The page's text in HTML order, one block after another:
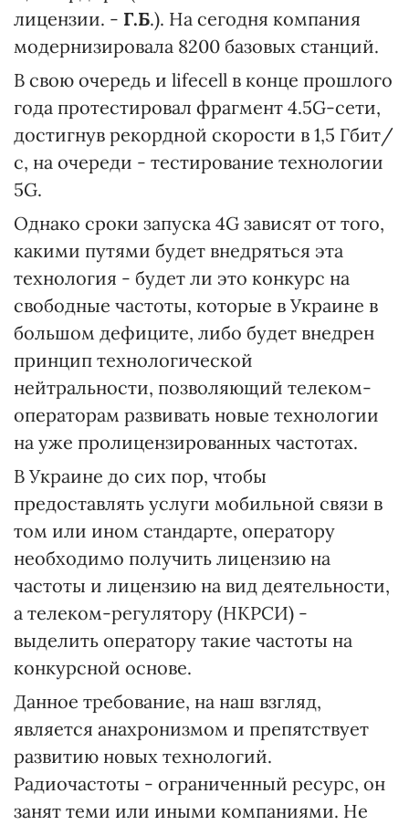
лицензии. - Г.Б.). На сегодня компания
модернизировала 8200 базовых станций.
В свою очередь и lifecell в конце прошлого
года протестировал фрагмент 4.5G-сети,
достигнув рекордной скорости в 1,5 Гбит/
с, на очереди - тестирование технологии
5G.
Однако сроки запуска 4G зависят от того,
какими путями будет внедряться эта
технология - будет ли это конкурс на
свободные частоты, которые в Украине в
большом дефиците, либо будет внедрен
принцип технологической
нейтральности, позволяющий телеком-
операторам развивать новые технологии
на уже пролицензированных частотах.
В Украине до сих пор, чтобы
предоставлять услуги мобильной связи в
том или ином стандарте, оператору
необходимо получить лицензию на
частоты и лицензию на вид деятельности,
а телеком-регулятору (НКРСИ) -
выделить оператору такие частоты на
конкурсной основе.
Данное требование, на наш взгляд,
является анахронизмом и препятствует
развитию новых технологий.
Радиочастоты - ограниченный ресурс, он
занят теми или иными компаниями. Не